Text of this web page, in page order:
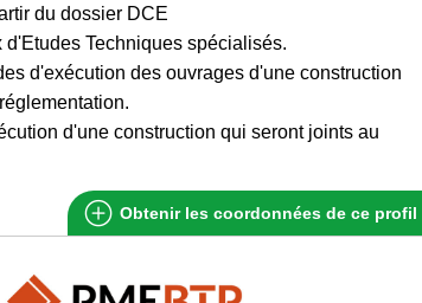
du dossier DCE
Techniques spécialisés.
d'exécution des ouvrages d'une construction
d'une construction qui seront joints au
Obtenir les coordonnées de ce profil